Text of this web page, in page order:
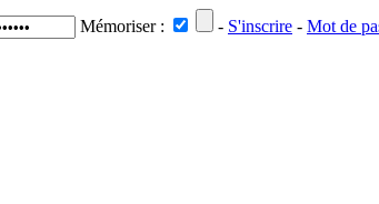
Mémoriser : - S'inscrire - Mot de